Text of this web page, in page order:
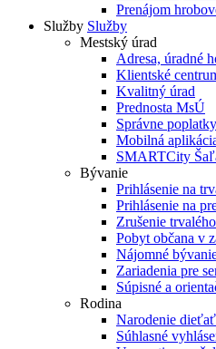
Prenájom
Služby Služby
Mestský úrad
Adresa, úradné
Klientské
Kvalitný úrad
Prednosta MsÚ
Správne poplatky
Mobilná
SMARTCity
Bývanie
Prihlásenie na
Prihlásenie na
Zrušenie
Pobyt občana v
Nájomné
Zariadenia pre
Súpisné a
Rodina
Narodenie
Súhlasné